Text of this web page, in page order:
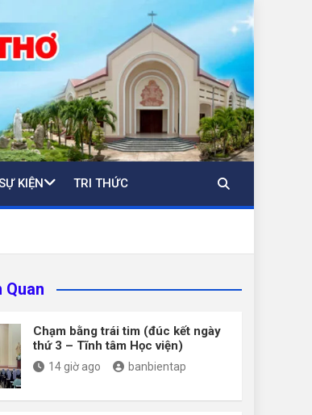
KIỆN TRI THỨC
Quan
Chạm bằng trái tim (đúc kết ngày
thứ 3 – Tĩnh tâm Học viện)
14 giờ ago banbientap